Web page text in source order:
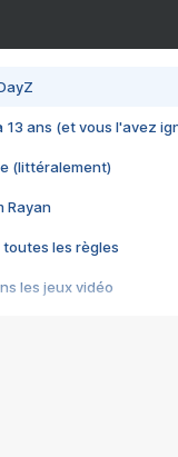
13 ans (et vous l'avez
(littéralement)
Rayan
toutes les règles
les jeux vidéo